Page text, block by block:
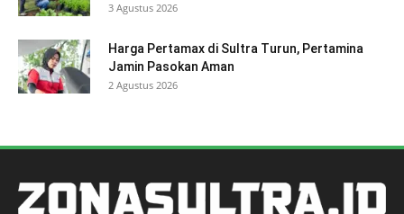
3 Agustus 2026
Harga Pertamax di Sultra Turun, Pertamina
Jamin Pasokan Aman
2 Agustus 2026